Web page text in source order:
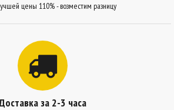
цены 110% - возместим разницу
за 2-3 часа